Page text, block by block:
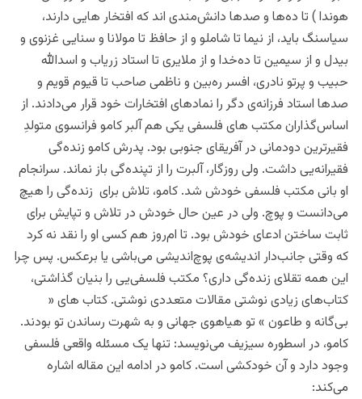
هوندا ) تا ده‌ها و صدها دانش‌مندی اند که افتخار هایی دارند،
سیاسنگ باید، از نیما تا شاملو و از حافظ تا مولانا و سنایی غزنوی و
بیدل و از سیمین تا ده‌خدا و از ملایری تا استاد زریاب و اسدالله
حبیب و پرتو نادری، افسر ره‌بین و ناظمی صاحب تا قیوم قویم و
صدها استاد فرزانه‌ی دگر را نمادهای افتخارات خود قرار می‌دادند. از
اساس‌گذاران مکتب های فلسفی یکی هم آلبر کامو فرانسوی متولدِ
فقیرترین دودمانی در آفریقای جنوبی بود. پدرش کامو زند‌ه‌‌گی
فقیرانه‌یی داشت. ولی روزگار، آلبرت را از تپنده‌گی باز نماند. سرانجام
او بانی مکتب فلسفی خودش شد. کامو، تلاش برای زنده‌گی را هیچ
می‌دانست و پوچ. ولی در عین حال خودش در تلاش و تپایش برای
ثابت ساختن ادعای خودش بود. تا ام‌روز هم کسی او را نقد نه کرد
که وقتی جانب‌دار اندیشه‌ی پوچ‌اندیشی می‌باشی یا برعکس. پس چرا
این همه تقلای زنده‌گی داری؟ مکتب فلسفی‌یی را بنیان گذاشتی،
کتاب‌های زیادی نوشتی مقالات متعددی نوشتی. کتاب های «
بی‌گانه و ‌طاعون » تو هیاهوی جهانی‌ و به شهرت رساندن تو بودند.
کامو، در اسطوره سیزیف می‌نویسد: تنها یک مسئله واقعی فلسفی
وجود دارد و آن خودکشی است. کامو در ادامه این مقاله اشاره
می‌کند: